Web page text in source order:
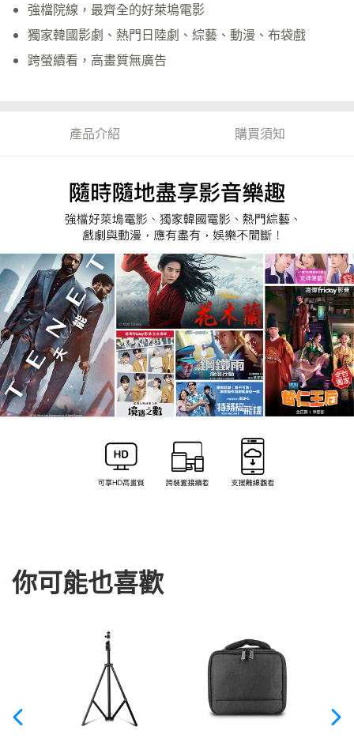
強檔院線，最齊全的好萊塢電影
獨家韓國影劇、熱門日陸劇、綜藝、動漫、布袋戲
跨螢續看，高畫質無廣告
產品介紹 購買須知
你可能也喜歡